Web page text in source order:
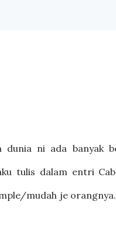
dunia ni ada banyak
tulis dalam entri
mudah je